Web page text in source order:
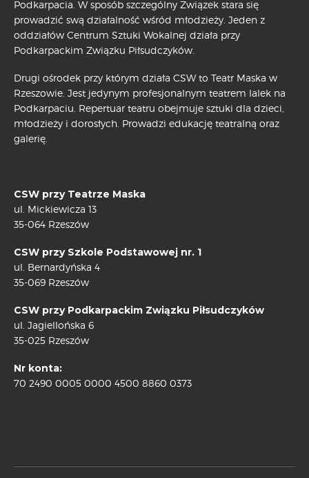
Podkarpacia. W sposób szczególny Związek stara się
prowadzić swą działalność wśród młodzieży. Jeden z
oddziałów Centrum Sztuki Wokalnej działa przy
Podkarpackim Związku Piłsudczyków.
Drugi ośrodek przy którym działa CSW to Teatr Maska w
Rzeszowie. Jest jedynym profesjonalnym teatrem lalek na
Podkarpaciu. Repertuar teatru obejmuje sztuki dla dzieci,
młodzieży i dorosłych. Prowadzi edukację teatralną oraz
galerię.
CSW przy Teatrze Maska
ul. Mickiewicza 13
35-064 Rzeszów
CSW przy Szkole Podstawowej nr. 1
ul. Bernardyńska 4
35-069 Rzeszów
CSW przy Podkarpackim Związku Piłsudczyków
ul. Jagiellońska 6
35-025 Rzeszów
Nr konta:
70 2490 0005 0000 4500 8860 0373